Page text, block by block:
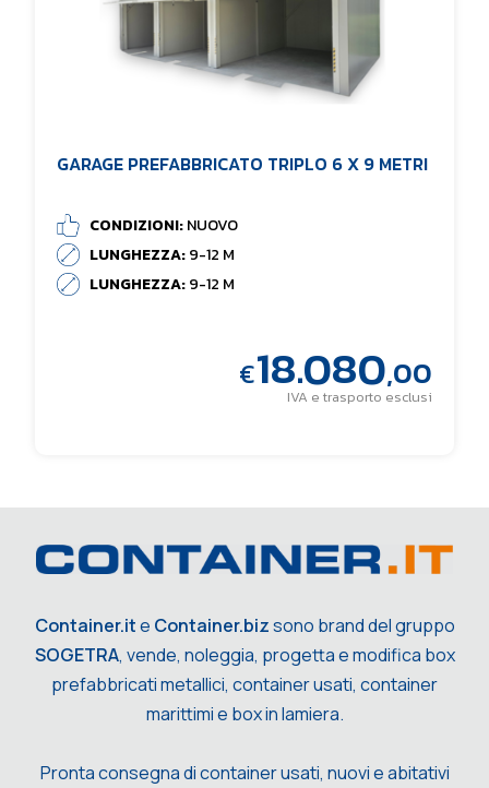
GARAGE PREFABBRICATO TRIPLO 6 X 9 METRI
CONDIZIONI:NUOVO
LUNGHEZZA:9-12 M
LUNGHEZZA:9-12 M
€18.080,00
IVA e trasporto esclusi
Container.ite Container.bizsono brand del gruppo
SOGETRA, vende, noleggia, progetta e modifica box
prefabbricati metallici, container usati, container
marittimi e box in lamiera.
Pronta consegna di container usati, nuovi e abitativi